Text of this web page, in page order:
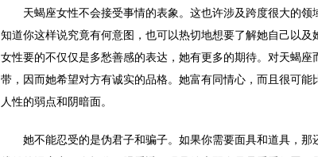
天蝎座女性不会接受事情的表象。这也许涉及跨度很大的领
知道你这样说究竟有何意图，也可以热切地想要了解她自己以及
女性要的不仅仅是多愁善感的表达，她有更多的期待。对天蝎座
带，因而她希望对方有诚实的品格。她富有同情心，而且很可能
人性的弱点和阴暗面。
她不能忍受的是伪君子和骗子。如果你需要面具和道具，